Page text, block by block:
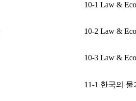
10-1 Law &
10-2 Law &
10-3 Law &
11-1 한국의